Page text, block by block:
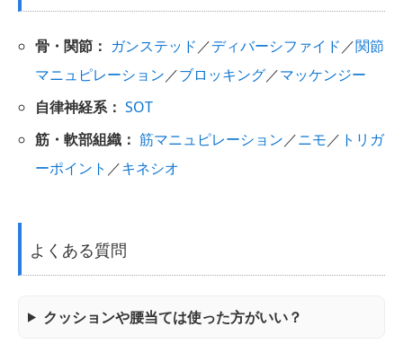
骨・関節： ガンステッド ／ディバーシファイド ／関節
マニュピレーション／ブロッキング／マッケンジー
自律神経系： SOT
筋・軟部組織： 筋マニュピレーション／ニモ／ トリガ
ーポイント ／キネシオ
よくある質問
クッションや腰当ては使った方がいい？